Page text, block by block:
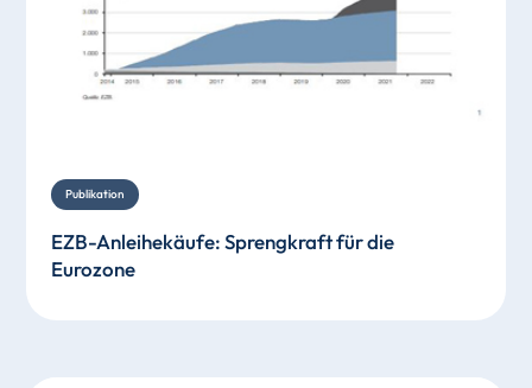
Publikation
EZB-Anleihekäufe: Sprengkraft für die
Eurozone